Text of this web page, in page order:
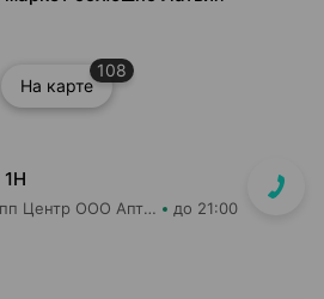
На карте
108
Добрыя леки Аптека групп Центр ООО Аптека №25 до 21:00